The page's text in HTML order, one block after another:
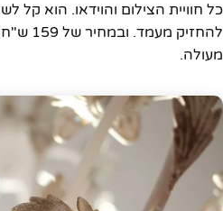
כל חוויית הצילום והוידאו. הוא קל
להחזיק
מעולה.